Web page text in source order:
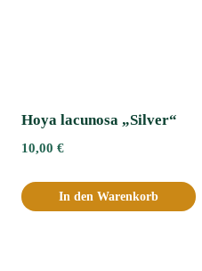
Hoya lacunosa „Silver“
10,00 €
In den Warenkorb